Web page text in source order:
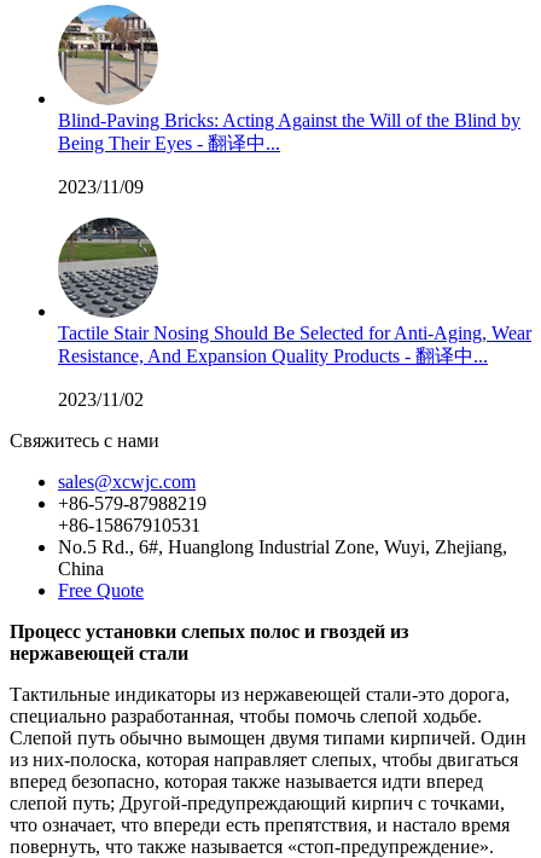
Blind-Paving Bricks: Acting Against the Will of the Blind by
Being Their Eyes - 翻译中...
2023/11/09
Tactile Stair Nosing Should Be Selected for Anti-Aging, Wear
Resistance, And Expansion Quality Products - 翻译中...
2023/11/02
Свяжитесь с нами
sales@xcwjc.com
+86-579-87988219
+86-15867910531
No.5 Rd., 6#, Huanglong Industrial Zone, Wuyi, Zhejiang,
China
Free Quote
Процесс установки слепых полос и гвоздей из
нержавеющей стали
Тактильные индикаторы из нержавеющей стали-это дорога,
специально разработанная, чтобы помочь слепой ходьбе.
Слепой путь обычно вымощен двумя типами кирпичей. Один
из них-полоска, которая направляет слепых, чтобы двигаться
вперед безопасно, которая также называется идти вперед
слепой путь; Другой-предупреждающий кирпич с точками,
что означает, что впереди есть препятствия, и настало время
повернуть, что также называется «стоп-предупреждение».